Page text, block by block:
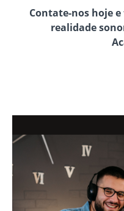
Contate-nos hoje
realidade